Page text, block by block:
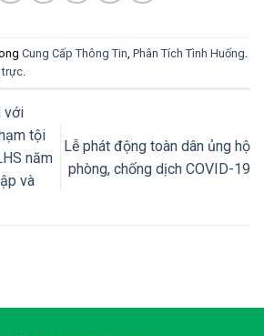
Cung Cấp Thông Tin Phân Tích Tình Huống
trực
với
tội
năm
và
Lễ phát động toàn dân ủng hộ
phòng, chống dịch COVID-19